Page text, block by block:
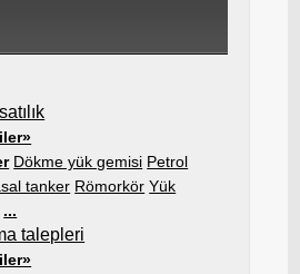
Dökme yük gemisi Petrol
tanker Römorkör Yük
...
talepleri